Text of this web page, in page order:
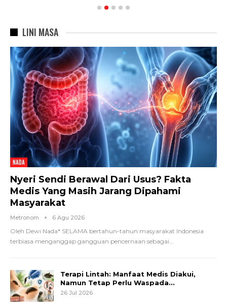
LINI MASA
NADA
Nyeri Sendi Berawal Dari Usus? Fakta
Medis Yang Masih Jarang Dipahami
Masyarakat
Metronom 6 Agu 2026
Oleh Dewi Nada* SELAMA bertahun-tahun masyarakat Indonesia
terbiasa menganggap gangguan pencernaan sebagai
Terapi Lintah: Manfaat Medis Diakui,
Namun Tetap Perlu Waspada…
26 Jul 2026